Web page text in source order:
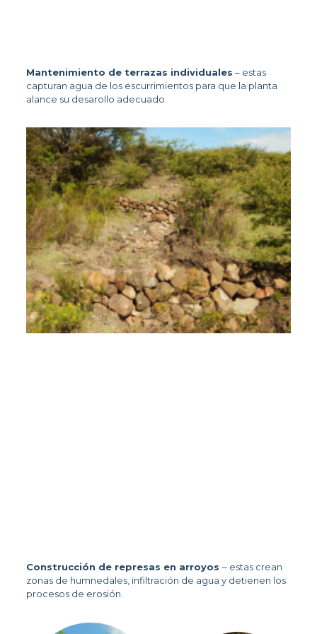
Mantenimiento de terrazas individuales – estas
capturan agua de los escurrimientos para que la planta
alance su desarollo adecuado.
Construcción de represas en arroyos – estas crean
zonas de humnedales, infiltración de agua y detienen los
procesos de erosión.